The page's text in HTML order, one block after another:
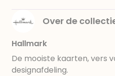
Over de
Hallmark
De mooiste kaarten, vers
designafdeling.